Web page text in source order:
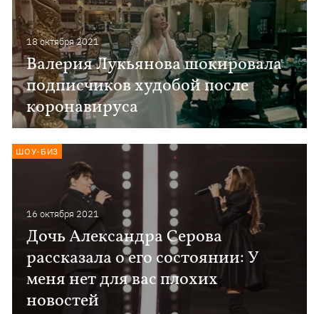
18 октября 2021
Валерия Лукьянова шокировала
подписчиков худобой после
коронавируса
16 октября 2021
Дочь Александра Серова
рассказала о его состоянии: У
меня нет для вас плохих
новостей
ШОУ-БИЗ